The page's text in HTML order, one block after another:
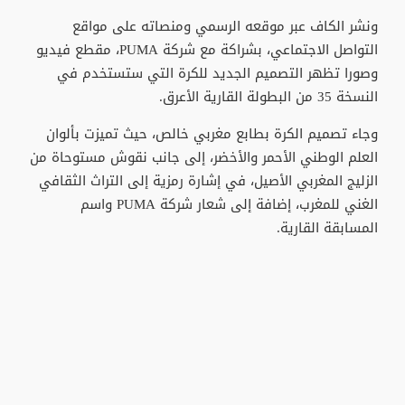
ونشر الكاف عبر موقعه الرسمي ومنصاته على مواقع
التواصل الاجتماعي، بشراكة مع شركة PUMA، مقطع فيديو
وصورا تظهر التصميم الجديد للكرة التي ستستخدم في
النسخة 35 من البطولة القارية الأعرق.
وجاء تصميم الكرة بطابع مغربي خالص، حيث تميزت بألوان
العلم الوطني الأحمر والأخضر، إلى جانب نقوش مستوحاة من
الزليج المغربي الأصيل، في إشارة رمزية إلى التراث الثقافي
الغني للمغرب، إضافة إلى شعار شركة PUMA واسم
المسابقة القارية.